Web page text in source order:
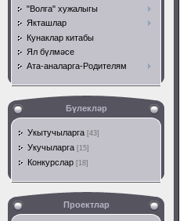
"Волга" хужалыгы
Якташлар
Кунаклар китабы
Ял бүлмәсе
Ата-аналарга-Родителям
Бүлекләр
Укытучыларга [43]
Укучыларга [15]
Конкурслар [18]
Проектлар